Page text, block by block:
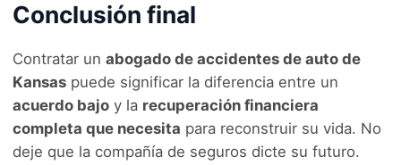
Conclusión final
Contratar un abogado de accidentes de auto de
Kansas puede significar la diferencia entre un
acuerdo bajo y la recuperación financiera
completa que necesita para reconstruir su vida. No
deje que la compañía de seguros dicte su futuro.